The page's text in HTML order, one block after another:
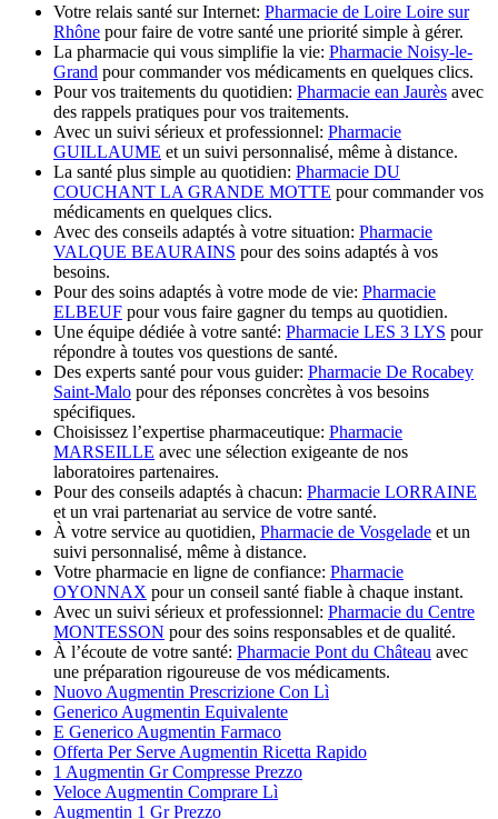
Votre relais santé sur Internet: Pharmacie de Loire Loire sur
Rhône pour faire de votre santé une priorité simple à gérer.
La pharmacie qui vous simplifie la vie: Pharmacie Noisy-le-
Grand pour commander vos médicaments en quelques clics.
Pour vos traitements du quotidien: Pharmacie ean Jaurès avec
des rappels pratiques pour vos traitements.
Avec un suivi sérieux et professionnel: Pharmacie
GUILLAUME et un suivi personnalisé, même à distance.
La santé plus simple au quotidien: Pharmacie DU
COUCHANT LA GRANDE MOTTE pour commander vos
médicaments en quelques clics.
Avec des conseils adaptés à votre situation: Pharmacie
VALQUE BEAURAINS pour des soins adaptés à vos
besoins.
Pour des soins adaptés à votre mode de vie: Pharmacie
ELBEUF pour vous faire gagner du temps au quotidien.
Une équipe dédiée à votre santé: Pharmacie LES 3 LYS pour
répondre à toutes vos questions de santé.
Des experts santé pour vous guider: Pharmacie De Rocabey
Saint-Malo pour des réponses concrètes à vos besoins
spécifiques.
Choisissez l’expertise pharmaceutique: Pharmacie
MARSEILLE avec une sélection exigeante de nos
laboratoires partenaires.
Pour des conseils adaptés à chacun: Pharmacie LORRAINE
et un vrai partenariat au service de votre santé.
À votre service au quotidien, Pharmacie de Vosgelade et un
suivi personnalisé, même à distance.
Votre pharmacie en ligne de confiance: Pharmacie
OYONNAX pour un conseil santé fiable à chaque instant.
Avec un suivi sérieux et professionnel: Pharmacie du Centre
MONTESSON pour des soins responsables et de qualité.
À l’écoute de votre santé: Pharmacie Pont du Château avec
une préparation rigoureuse de vos médicaments.
Nuovo Augmentin Prescrizione Con Lì
Generico Augmentin Equivalente
E Generico Augmentin Farmaco
Offerta Per Serve Augmentin Ricetta Rapido
1 Augmentin Gr Compresse Prezzo
Veloce Augmentin Comprare Lì
Augmentin 1 Gr Prezzo